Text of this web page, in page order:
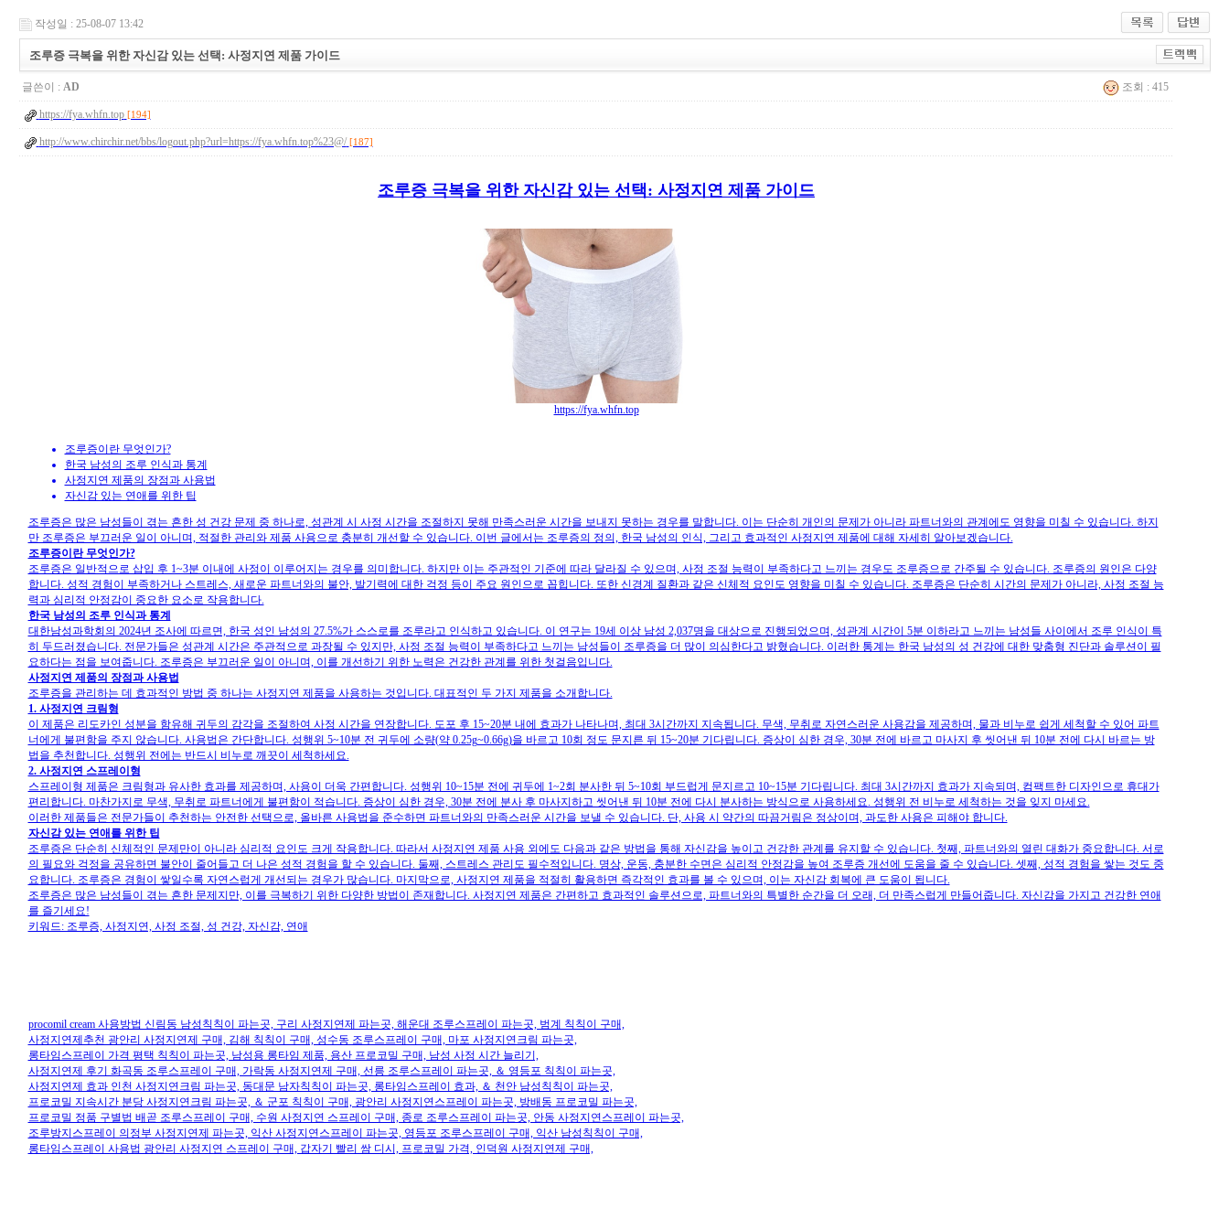
작성일 : 25-08-07 13:42
조루증 극복을 위한 자신감 있는 선택: 사정지연 제품 가이드
글쓴이 : AD 조회 : 415
https://fya.whfn.top [194]
http://www.chirchir.net/bbs/logout.php?url=https://fya.whfn.top%23@/ [187]
조루증 극복을 위한 자신감 있는 선택: 사정지연 제품 가이드
https://fya.whfn.top
조루증이란 무엇인가?
한국 남성의 조루 인식과 통계
사정지연 제품의 장점과 사용법
자신감 있는 연애를 위한 팁
조루증은 많은 남성들이 겪는 흔한 성 건강 문제 중 하나로, 성관계 시 사정 시간을 조절하지 못해 만족스러운 시간을 보내지 못하는 경우를 말합니다. 이는 단순히 개인의 문제가 아니라 파트너와의 관계에도 영향을 미칠 수 있습니다. 하지
만 조루증은 부끄러운 일이 아니며, 적절한 관리와 제품 사용으로 충분히 개선할 수 있습니다. 이번 글에서는 조루증의 정의, 한국 남성의 인식, 그리고 효과적인 사정지연 제품에 대해 자세히 알아보겠습니다.
조루증이란 무엇인가?
조루증은 일반적으로 삽입 후 1~3분 이내에 사정이 이루어지는 경우를 의미합니다. 하지만 이는 주관적인 기준에 따라 달라질 수 있으며, 사정 조절 능력이 부족하다고 느끼는 경우도 조루증으로 간주될 수 있습니다. 조루증의 원인은 다양
합니다. 성적 경험이 부족하거나 스트레스, 새로운 파트너와의 불안, 발기력에 대한 걱정 등이 주요 원인으로 꼽힙니다. 또한 신경계 질환과 같은 신체적 요인도 영향을 미칠 수 있습니다. 조루증은 단순히 시간의 문제가 아니라, 사정 조절 능
력과 심리적 안정감이 중요한 요소로 작용합니다.
한국 남성의 조루 인식과 통계
대한남성과학회의 2024년 조사에 따르면, 한국 성인 남성의 27.5%가 스스로를 조루라고 인식하고 있습니다. 이 연구는 19세 이상 남성 2,037명을 대상으로 진행되었으며, 성관계 시간이 5분 이하라고 느끼는 남성들 사이에서 조루 인식이 특
히 두드러졌습니다. 전문가들은 성관계 시간은 주관적으로 과장될 수 있지만, 사정 조절 능력이 부족하다고 느끼는 남성들이 조루증을 더 많이 의심한다고 밝혔습니다. 이러한 통계는 한국 남성의 성 건강에 대한 맞춤형 진단과 솔루션이 필
요하다는 점을 보여줍니다. 조루증은 부끄러운 일이 아니며, 이를 개선하기 위한 노력은 건강한 관계를 위한 첫걸음입니다.
사정지연 제품의 장점과 사용법
조루증을 관리하는 데 효과적인 방법 중 하나는 사정지연 제품을 사용하는 것입니다. 대표적인 두 가지 제품을 소개합니다.
1. 사정지연 크림형
이 제품은 리도카인 성분을 함유해 귀두의 감각을 조절하여 사정 시간을 연장합니다. 도포 후 15~20분 내에 효과가 나타나며, 최대 3시간까지 지속됩니다. 무색, 무취로 자연스러운 사용감을 제공하며, 물과 비누로 쉽게 세척할 수 있어 파트
너에게 불편함을 주지 않습니다. 사용법은 간단합니다. 성행위 5~10분 전 귀두에 소량(약 0.25g~0.66g)을 바르고 10회 정도 문지른 뒤 15~20분 기다립니다. 증상이 심한 경우, 30분 전에 바르고 마사지 후 씻어낸 뒤 10분 전에 다시 바르는 방
법을 추천합니다. 성행위 전에는 반드시 비누로 깨끗이 세척하세요.
2. 사정지연 스프레이형
스프레이형 제품은 크림형과 유사한 효과를 제공하며, 사용이 더욱 간편합니다. 성행위 10~15분 전에 귀두에 1~2회 분사한 뒤 5~10회 부드럽게 문지르고 10~15분 기다립니다. 최대 3시간까지 효과가 지속되며, 컴팩트한 디자인으로 휴대가
편리합니다. 마찬가지로 무색, 무취로 파트너에게 불편함이 적습니다. 증상이 심한 경우, 30분 전에 분사 후 마사지하고 씻어낸 뒤 10분 전에 다시 분사하는 방식으로 사용하세요. 성행위 전 비누로 세척하는 것을 잊지 마세요.
이러한 제품들은 전문가들이 추천하는 안전한 선택으로, 올바른 사용법을 준수하면 파트너와의 만족스러운 시간을 보낼 수 있습니다. 단, 사용 시 약간의 따끔거림은 정상이며, 과도한 사용은 피해야 합니다.
자신감 있는 연애를 위한 팁
조루증은 단순히 신체적인 문제만이 아니라 심리적 요인도 크게 작용합니다. 따라서 사정지연 제품 사용 외에도 다음과 같은 방법을 통해 자신감을 높이고 건강한 관계를 유지할 수 있습니다. 첫째, 파트너와의 열린 대화가 중요합니다. 서로
의 필요와 걱정을 공유하면 불안이 줄어들고 더 나은 성적 경험을 할 수 있습니다. 둘째, 스트레스 관리도 필수적입니다. 명상, 운동, 충분한 수면은 심리적 안정감을 높여 조루증 개선에 도움을 줄 수 있습니다. 셋째, 성적 경험을 쌓는 것도 중
요합니다. 조루증은 경험이 쌓일수록 자연스럽게 개선되는 경우가 많습니다. 마지막으로, 사정지연 제품을 적절히 활용하면 즉각적인 효과를 볼 수 있으며, 이는 자신감 회복에 큰 도움이 됩니다.
조루증은 많은 남성들이 겪는 흔한 문제지만, 이를 극복하기 위한 다양한 방법이 존재합니다. 사정지연 제품은 간편하고 효과적인 솔루션으로, 파트너와의 특별한 순간을 더 오래, 더 만족스럽게 만들어줍니다. 자신감을 가지고 건강한 연애
를 즐기세요!
키워드: 조루증, 사정지연, 사정 조절, 성 건강, 자신감, 연애
procomil cream 사용방법 신림동 남성칙칙이 파는곳, 구리 사정지연제 파는곳, 해운대 조루스프레이 파는곳, 범계 칙칙이 구매,
사정지연제추천 광안리 사정지연제 구매, 김해 칙칙이 구매, 성수동 조루스프레이 구매, 마포 사정지연크림 파는곳,
롱타임스프레이 가격 평택 칙칙이 파는곳, 남성용 롱타임 제품, 용산 프로코밀 구매, 남성 사정 시간 늘리기,
사정지연제 후기 화곡동 조루스프레이 구매, 가락동 사정지연제 구매, 선릉 조루스프레이 파는곳, ＆ 영등포 칙칙이 파는곳,
사정지연제 효과 인천 사정지연크림 파는곳, 동대문 남자칙칙이 파는곳, 롱타임스프레이 효과, ＆ 천안 남성칙칙이 파는곳,
프로코밀 지속시간 분당 사정지연크림 파는곳, ＆ 군포 칙칙이 구매, 광안리 사정지연스프레이 파는곳, 방배동 프로코밀 파는곳,
프로코밀 정품 구별법 배곧 조루스프레이 구매, 수원 사정지연 스프레이 구매, 종로 조루스프레이 파는곳, 안동 사정지연스프레이 파는곳,
조루방지스프레이 의정부 사정지연제 파는곳, 익산 사정지연스프레이 파는곳, 영등포 조루스프레이 구매, 익산 남성칙칙이 구매,
롱타임스프레이 사용법 광안리 사정지연 스프레이 구매, 갑자기 빨리 쌈 디시, 프로코밀 가격, 인덕원 사정지연제 구매,